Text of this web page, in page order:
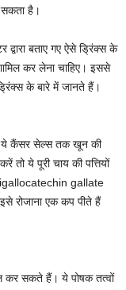
है।
बताए गए ऐसे ड्र‍िंक्‍स के
कर लेना चाहि‍ए। इससे
के बारे में जानते हैं।
ये कैंसर सेल्‍स तक खून की
तो ये पूरी चाय की पत्तियों
gallate
रोजाना एक कप पीते हैं
कर सकते हैं। ये पोषक तत्वों